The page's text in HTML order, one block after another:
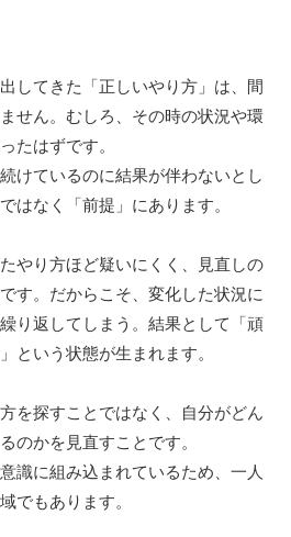
してきた「正しいやり方」は、間
せん。むしろ、その時の状況や環
たはずです。
けているのに結果が伴わないとし
はなく「前提」にあります。
やり方ほど疑いにくく、見直しの
す。だからこそ、変化した状況に
り返してしまう。結果として「頑
という状態が生まれます。
を探すことではなく、自分がどん
のかを見直すことです。
識に組み込まれているため、一人
でもあります。